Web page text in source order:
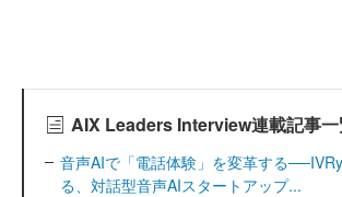
AIX Leaders Interview連載記事
音声AIで「電話体験」を変革する
る、対話型音声AIスタートアップ...